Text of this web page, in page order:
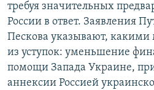
требуя значительных
России в ответ. Заявления
Пескова указывают, какими
из уступок: уменьшение
помощи Запада Украине,
аннексии Россией